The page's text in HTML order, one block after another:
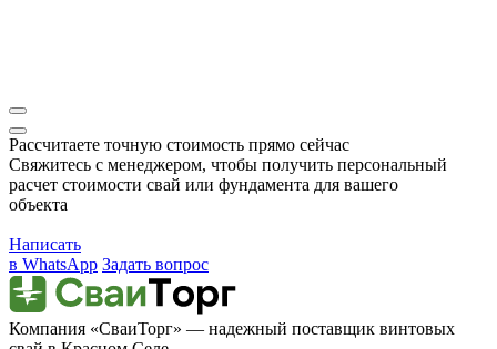
Рассчитаете точную стоимость прямо сейчас
Свяжитесь с менеджером, чтобы получить персональный
расчет стоимости свай или фундамента для вашего
объекта
Написать
в WhatsApp Задать вопрос
Компания «СваиТорг» — надежный поставщик винтовых